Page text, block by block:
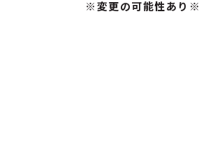
※変更の可能性あり※